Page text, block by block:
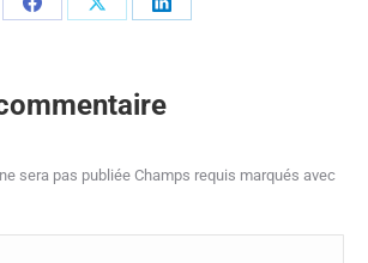
PartagerPartagerPartager
sera pas publiée Champs requis marqués avec